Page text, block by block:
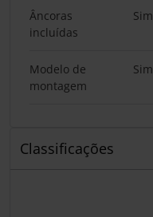
Âncoras
incluídas
Sim
Modelo de
montagem
Sim
Classificações